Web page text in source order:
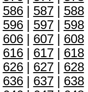
586| 587| 588|
596| 597| 598|
606| 607| 608|
616| 617| 618|
626| 627| 628|
636| 637| 638|